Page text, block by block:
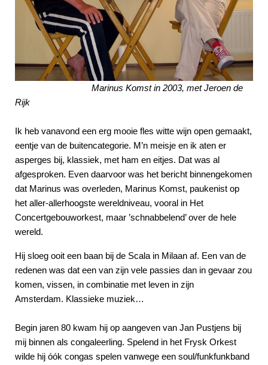
Marinus Komst in 2003, met Jeroen de
Rijk
Ik heb vanavond een erg mooie fles witte wijn open gemaakt,
eentje van de buitencategorie. M’n meisje en ik aten er
asperges bij, klassiek, met ham en eitjes. Dat was al
afgesproken. Even daarvoor was het bericht binnengekomen
dat Marinus was overleden, Marinus Komst, paukenist op
het aller-allerhoogste wereldniveau, vooral in Het
Concertgebouworkest, maar ’schnabbelend’ over de hele
wereld.
Hij sloeg ooit een baan bij de Scala in Milaan af. Een van de
redenen was dat een van zijn vele passies dan in gevaar zou
komen, vissen, in combinatie met leven in zijn
Amsterdam. Klassieke muziek…
Begin jaren 80 kwam hij op aangeven van Jan Pustjens bij
mij binnen als congaleerling. Spelend in het Frysk Orkest
wilde hij óók congas spelen vanwege een soul/funkfunkband